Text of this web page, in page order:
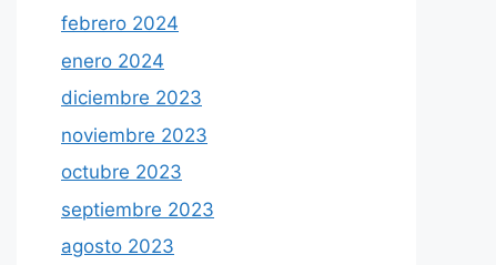
febrero 2024
enero 2024
diciembre 2023
noviembre 2023
octubre 2023
septiembre 2023
agosto 2023